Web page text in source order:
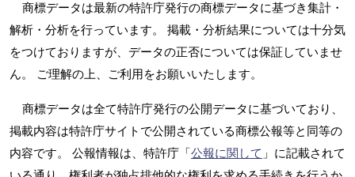
商標データは最新の特許庁発行の商標データに基づき集計・
解析・分析を行っています。 掲載・分析結果については十分気
をつけておりますが、データの正否については保証していませ
ん。 ご理解の上、ご利用をお願いいたします。
商標データは全て特許庁発行の公開データに基づいており、
掲載内容は特許庁サイトで公開されている商標公報等と同等の
内容です。 公報情報は、特許庁「公報に関して 」に記載されて